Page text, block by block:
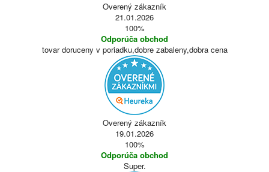
Overený zákazník
21.01.2026
100%
Odporúča obchod
tovar doruceny v poriadku,dobre zabaleny,dobra cena
Overený zákazník
19.01.2026
100%
Odporúča obchod
Super.